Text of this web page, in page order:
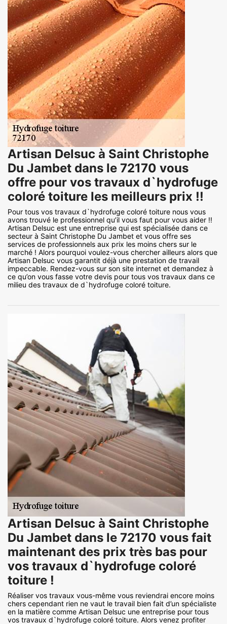
Artisan Delsuc à Saint Christophe
Du Jambet dans le 72170 vous
offre pour vos travaux d`hydrofuge
coloré toiture les meilleurs prix !!
Pour tous vos travaux d`hydrofuge coloré toiture nous vous
avons trouvé le professionnel qu’il vous faut pour vous aider !!
Artisan Delsuc est une entreprise qui est spécialisée dans ce
secteur à Saint Christophe Du Jambet et vous offre ses
services de professionnels aux prix les moins chers sur le
marché ! Alors pourquoi voulez-vous chercher ailleurs alors que
Artisan Delsuc vous garantit déjà une prestation de travail
impeccable. Rendez-vous sur son site internet et demandez à
ce qu’on vous fasse votre devis pour tous vos travaux dans ce
milieu des travaux de d`hydrofuge coloré toiture.
Artisan Delsuc à Saint Christophe
Du Jambet dans le 72170 vous fait
maintenant des prix très bas pour
vos travaux d`hydrofuge coloré
toiture !
Réaliser vos travaux vous-même vous reviendrai encore moins
chers cependant rien ne vaut le travail bien fait d’un spécialiste
en la matière comme Artisan Delsuc une entreprise pour tous
vos travaux d`hydrofuge coloré toiture. Alors venez profiter